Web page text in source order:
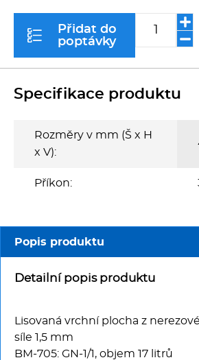
Řeznické stroje
Sporáky
Transport, výdej a regen.
Multifunkce - speciály
Nástroje
Přidat do
poptávky
Specifikace produktu
Rozměry v mm (Š x H
x V):
Příkon:
Popis produktu
Detailní popis produktu
Lisovaná vrchní plocha z
síle 1,5 mm
BM-705: GN-1/1, objem 17 litrů